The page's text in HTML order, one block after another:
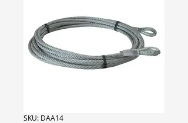
SKU: DAA14